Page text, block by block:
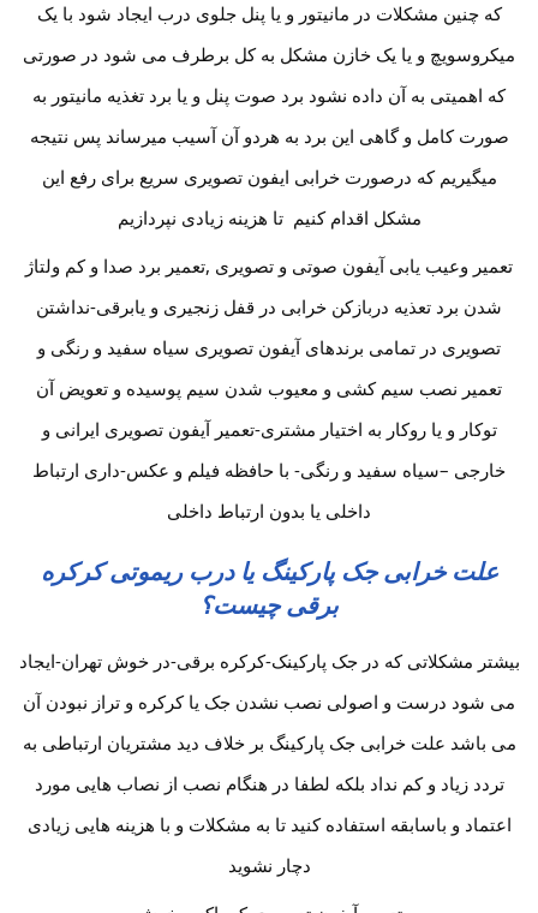
که چنین مشکلات در مانیتور و یا پنل جلوی درب ایجاد شود با یک
میکروسویچ و یا یک خازن مشکل به کل برطرف می شود در صورتی
که اهمیتی به آن داده نشود برد صوت پنل و یا برد تغذیه مانیتور به
صورت کامل و گاهی این برد به هردو آن آسیب میرساند پس نتیجه
میگیریم که درصورت خرابی ایفون تصویری سریع برای رفع این
مشکل اقدام کنیم تا هزینه زیادی نپردازیم
تعمیر وعیب یابی آیفون صوتی و تصویری ,تعمیر برد صدا و کم ولتاژ
شدن برد تعذیه دربازکن خرابی در قفل زنجیری و یابرقی-نداشتن
تصویری در تمامی برندهای آیفون تصویری سیاه سفید و رنگی و
تعمیر نصب سیم کشی و معیوب شدن سیم پوسیده و تعویض آن
توکار و یا روکار به اختیار مشتری-تعمیر آیفون تصویری ایرانی و
خارجی –سیاه سفید و رنگی- با حافظه فیلم و عکس-داری ارتباط
داخلی یا بدون ارتباط داخلی
علت خرابی جک پارکینگ یا درب ریموتی کرکره
برقی چیست؟
بیشتر مشکلاتی که در جک پارکینک-کرکره برقی-در خوش تهران-ایجاد
می شود درست و اصولی نصب نشدن جک یا کرکره و تراز نبودن آن
می باشد علت خرابی جک پارکینگ بر خلاف دید مشتریان ارتباطی به
تردد زیاد و کم نداد بلکه لطفا در هنگام نصب از نصاب هایی مورد
اعتماد و باسابقه استفاده کنید تا به مشکلات و با هزینه هایی زیادی
دچار نشوید